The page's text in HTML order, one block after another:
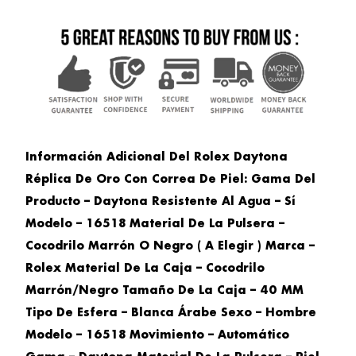
Información Adicional Del Rolex Daytona
Réplica De Oro Con Correa De Piel: Gama Del
Producto – Daytona Resistente Al Agua – Sí
Modelo – 16518 Material De La Pulsera –
Cocodrilo Marrón O Negro ( A Elegir ) Marca –
Rolex Material De La Caja – Cocodrilo
Marrón/negro Tamaño De La Caja – 40 MM
Tipo De Esfera – Blanca Árabe Sexo – Hombre
Modelo – 16518 Movimiento – Automático